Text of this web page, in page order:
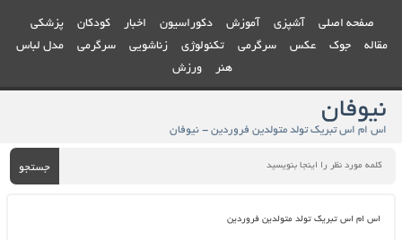
صفحه اصلی آشپزی آموزش دکوراسیون اخبار کودکان
پزشکی
مقاله
جوک عکس سرگرمی تکنولوژی زناشویی سرگرمی
مدل لباس
هنر
ورزش
نیوفان
اس ام اس تبریک تولد متولدین فروردین - نیوفان
جستجو
اس ام اس تبریک تولد متولدین فروردین